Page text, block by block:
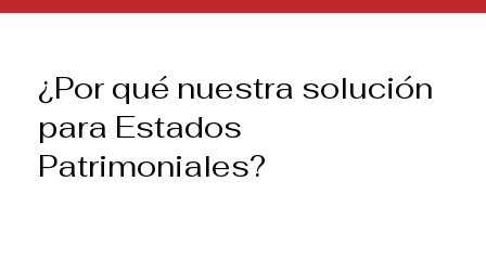
¿Por qué nuestra solución
para Estados
Patrimoniales?